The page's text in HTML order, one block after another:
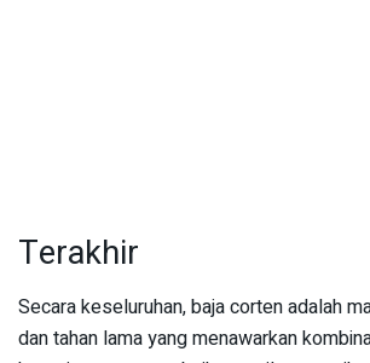
Terakhir
Secara keseluruhan, baja corten adalah
dan tahan lama yang menawarkan